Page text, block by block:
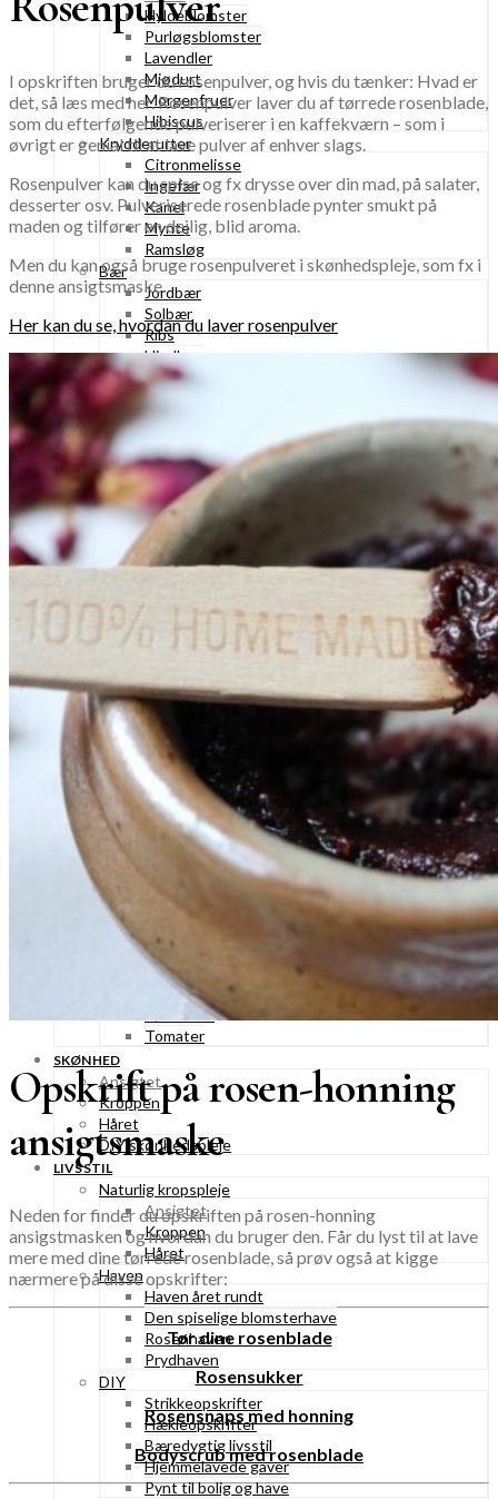
Hyldeblomster
Purløgsblomster
Lavendler
Mjødurt
Morgenfruer
Hibiscus
Krydderurter
Citronmelisse
Ingefær
Kanel
Mynte
Ramsløg
Bær
Jordbær
Solbær
Ribs
Hindbær
Stikkelsbær
Blåbær
Rønnebær
Hyldebær
Tranebær
Vindruer
Frugter
Appelsiner
Figner
Granatæbler
Hyben
Pærer
Æbler
Stenfrugter
Ferskner
Kirsebær
Mirabeller
Blommer
Slåen
Asparges
Grønkål
Rabarber
Radiser
Rødbeder
Tomater
SKØNHED
Ansigtet
Kroppen
Håret
DIY skønhedspleje
LIVSSTIL
Naturlig kropspleje
Ansigtet
Kroppen
Håret
Haven
Haven året rundt
Den spiselige blomsterhave
Rosenhaven
Prydhaven
DIY
Strikkeopskrifter
Hækleopskrifter
Bæredygtig livsstil
Hjemmelavede gaver
Pynt til bolig og have
I opskriften bruger du rosenpulver, og hvis du tænker: Hvad er
det, så læs med her. Rosenpulver laver du af tørrede rosenblade,
som du efterfølgende pulveriserer i en kaffekværn – som i
øvrigt er genial til at lave pulver af enhver slags.
Rosenpulver kan du spise og fx drysse over din mad, på salater,
desserter osv. Pulveriserede rosenblade pynter smukt på
maden og tilfører en dejlig, blid aroma.
Men du kan også bruge rosenpulveret i skønhedspleje, som fx i
denne ansigtsmaske.
Her kan du se, hvordan du laver rosenpulver
Opskrift på rosen-honning
ansigtsmaske
Neden for finder du opskriften på rosen-honning
ansigstmasken og hvordan du bruger den. Får du lyst til at lave
mere med dine tørrede rosenblade, så prøv også at kigge
nærmere på disse opskrifter:
Tør dine rosenblade
Rosensukker
Rosensnaps med honning
Bodyscrub med rosenblade